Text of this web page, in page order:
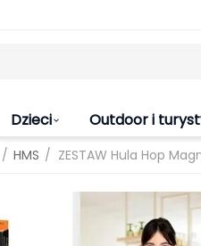
Dzieci Outdoor i
/ HMS / ZESTAW Hula Hop